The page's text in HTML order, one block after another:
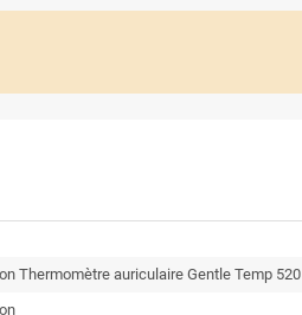
Thermomètre auriculaire Gentle Temp 520